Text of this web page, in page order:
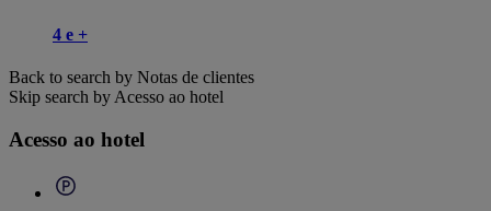
4 e +
Back to search by Notas de clientes
Skip search by Acesso ao hotel
Acesso ao hotel